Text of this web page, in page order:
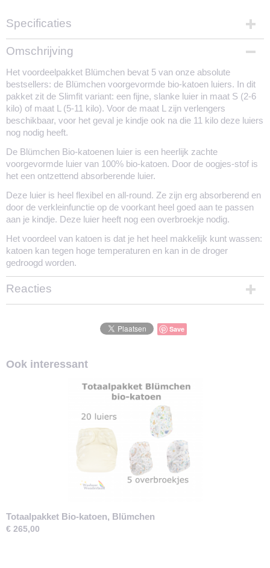
Specificaties
Productcode
1319-1891
Materiaal luiers
100% bio-katoen
Materiaal overbroekjes
100% PUL
Sluiting
Drukknoopjes
Maatvoering
Sized: maat S en L
Gemiddelde droogtijd
1 dag
Ontworpen in
Oostenrijk
Pakistan (luiers) en Turkije (overbroekjes)
Omschrijving
Het voordeelpakket Blümchen bevat 5 van onze absolute
bestsellers: de Blümchen voorgevormde bio-katoen luiers. In dit
pakket zit de Slimfit variant: een fijne, slanke luier in maat S (2-6
kilo) of maat L (5-11 kilo). Voor de maat L zijn verlengers
beschikbaar, voor het geval je kindje ook na die 11 kilo deze luiers
nog nodig heeft.
De Blümchen Bio-katoenen luier is een heerlijk zachte
voorgevormde luier van 100% bio-katoen. Door de oogjes-stof is
het een ontzettend absorberende luier.
Deze luier is heel flexibel en all-round. Ze zijn erg absorberend en
door de verkleinfunctie op de voorkant heel goed aan te passen
aan je kindje. Deze luier heeft nog een overbroekje nodig.
Het voordeel van katoen is dat je het heel makkelijk kunt wassen:
katoen kan tegen hoge temperaturen en kan in de droger
gedroogd worden.
Reacties
Save
Ook interessant
Totaalpakket Bio-katoen, Blümchen
€ 265,00